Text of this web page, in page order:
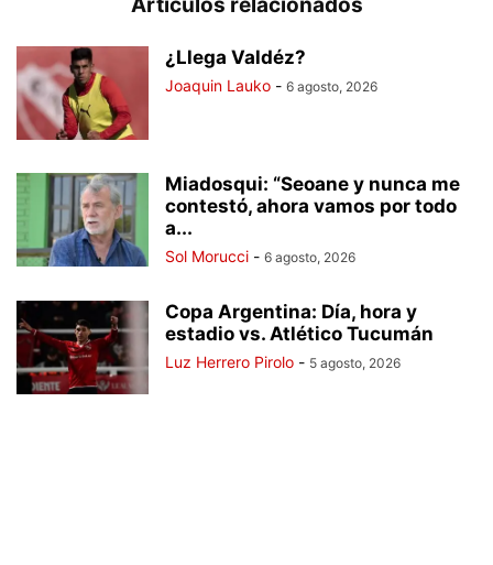
¿Llega Valdéz?
Joaquin Lauko - 6 agosto, 2026
Miadosqui: “Seoane y nunca me
contestó, ahora vamos por todo
a...
Sol Morucci - 6 agosto, 2026
Copa Argentina: Día, hora y
estadio vs. Atlético Tucumán
Luz Herrero Pirolo - 5 agosto, 2026